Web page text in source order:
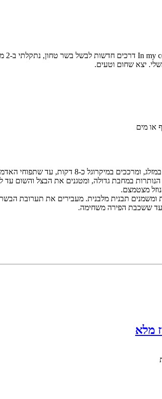
יצא שחום וטעים.
שמים בקערה ומועכים היטב למחית חלקה. מוסיפים לפירה כף שמן זית ומערבבים היטב.
כפות השמן הנותרות במחבת גדולה, ומטגנים את הבצל
מצטמצם.
מלא